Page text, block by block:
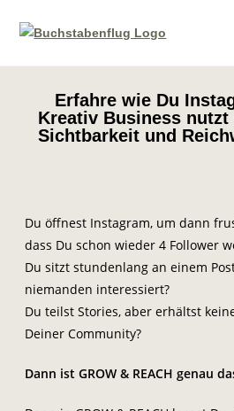
Erfahre wie Du
Kreativ Business
Sichtbarkeit und
Du öffnest Instagram, um dann
dass Du schon wieder 4 Follower
Du sitzt stundenlang an einem
niemanden interessiert?
Du teilst Stories, aber erhältst
Deiner Community?
Dann ist GROW & REACH genau